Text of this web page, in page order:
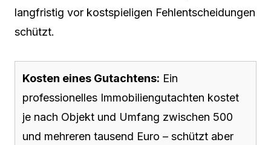
langfristig vor kostspieligen Fehlentscheidungen
schützt.
Kosten eines Gutachtens: Ein
professionelles Immobiliengutachten kostet
je nach Objekt und Umfang zwischen 500
und mehreren tausend Euro – schützt aber